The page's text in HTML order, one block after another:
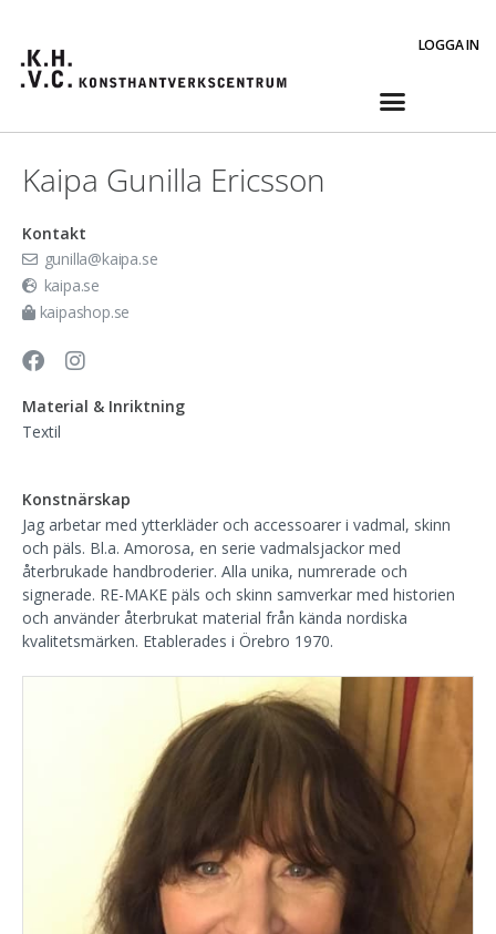
LOGGA IN
Kaipa Gunilla Ericsson
Kontakt
gunilla@kaipa.se
kaipa.se
kaipashop.se
Material & Inriktning
Textil
Konstnärskap
Jag arbetar med ytterkläder och accessoarer i vadmal, skinn
och päls. Bl.a. Amorosa, en serie vadmalsjackor med
återbrukade handbroderier. Alla unika, numrerade och
signerade. RE-MAKE päls och skinn samverkar med historien
och använder återbrukat material från kända nordiska
kvalitetsmärken. Etablerades i Örebro 1970.